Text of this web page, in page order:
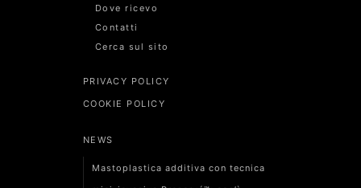
Dove ricevo
Contatti
Cerca sul sito
PRIVACY POLICY
COOKIE POLICY
NEWS
Mastoplastica additiva con tecnica